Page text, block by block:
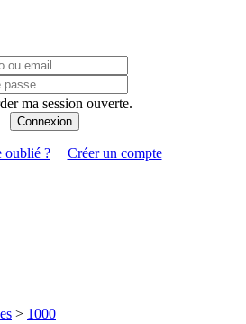
ma session ouverte.
oublié ?| Créer un compte
> 1000